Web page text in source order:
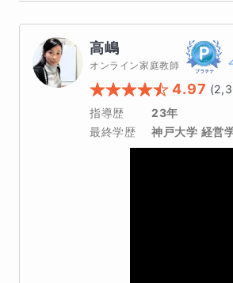
高嶋
オンライン家庭教師
4.97 (
指導歴
23年
最終学歴
神戸大学 経営